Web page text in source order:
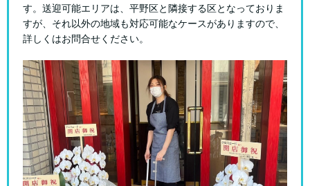
す。送迎可能エリアは、平野区と隣接する区となっておりま
すが、それ以外の地域も対応可能なケースがありますので、
詳しくはお問合せください。